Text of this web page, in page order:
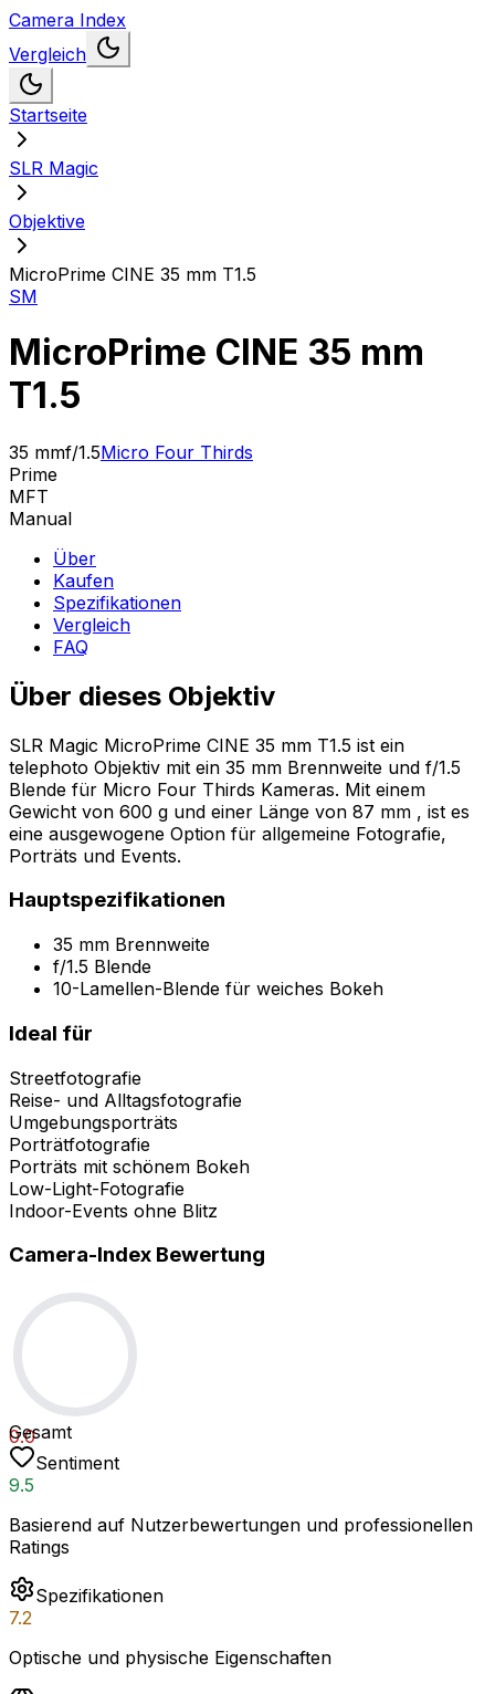
Camera Index
Vergleich
Startseite
SLR Magic
Objektive
MicroPrime CINE 35 mm T1.5
SM
MicroPrime CINE 35 mm
T1.5
35 mmf/1.5Micro Four Thirds
Prime
MFT
Manual
Über
Kaufen
Spezifikationen
Vergleich
FAQ
Über dieses Objektiv
SLR Magic MicroPrime CINE 35 mm T1.5 ist ein
telephoto Objektiv mit ein 35 mm Brennweite und f/1.5
Blende für Micro Four Thirds Kameras. Mit einem
Gewicht von 600 g und einer Länge von 87 mm , ist es
eine ausgewogene Option für allgemeine Fotografie,
Porträts und Events.
Hauptspezifikationen
35 mm Brennweite
f/1.5 Blende
10-Lamellen-Blende für weiches Bokeh
Ideal für
Streetfotografie
Reise- und Alltagsfotografie
Umgebungsporträts
Porträtfotografie
Porträts mit schönem Bokeh
Low-Light-Fotografie
Indoor-Events ohne Blitz
Camera-Index Bewertung
0.0
Gesamt
Sentiment
9.5
Basierend auf Nutzerbewertungen und professionellen
Ratings
Spezifikationen
7.2
Optische und physische Eigenschaften